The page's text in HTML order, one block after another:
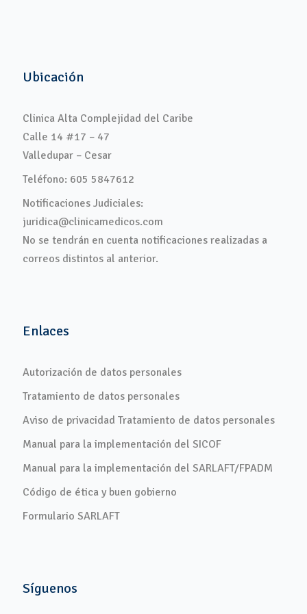
Ubicación
Clinica Alta Complejidad del Caribe
Calle 14 #17 – 47
Valledupar – Cesar
Teléfono: 605 5847612
Notificaciones Judiciales:
juridica@clinicamedicos.com
No se tendrán en cuenta notificaciones realizadas a
correos distintos al anterior.
Enlaces
Autorización de datos personales
Tratamiento de datos personales
Aviso de privacidad Tratamiento de datos personales
Manual para la implementación del SICOF
Manual para la implementación del SARLAFT/FPADM
Código de ética y buen gobierno
Formulario SARLAFT
Síguenos